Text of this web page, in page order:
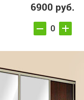
6900 руб.